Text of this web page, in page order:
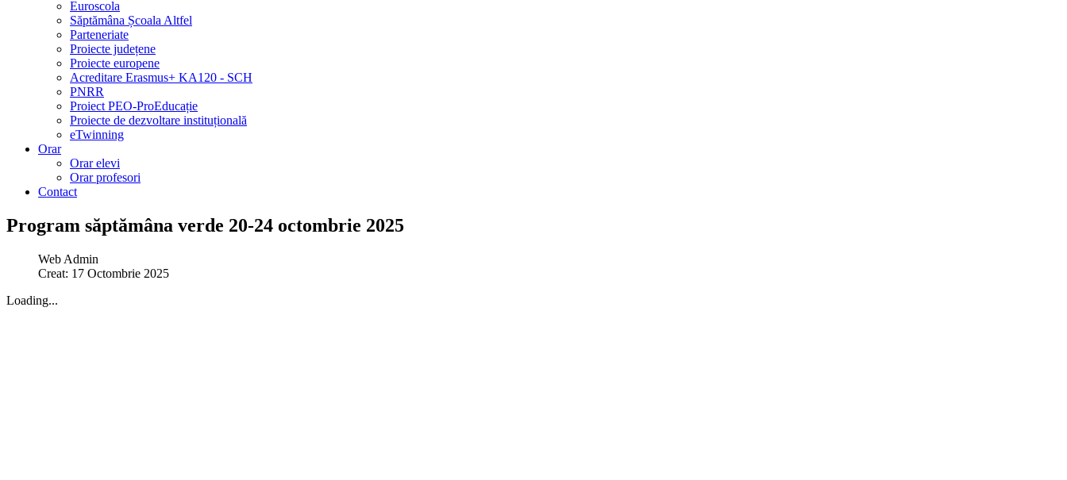
Euroscola
Săptămâna Școala Altfel
Parteneriate
Proiecte județene
Proiecte europene
Acreditare Erasmus+ KA120 - SCH
PNRR
Proiect PEO-ProEducație
Proiecte de dezvoltare instituțională
eTwinning
Orar
Orar elevi
Orar profesori
Contact
Program săptămâna verde 20-24 octombrie 2025
Web Admin
Creat: 17 Octombrie 2025
Loading...